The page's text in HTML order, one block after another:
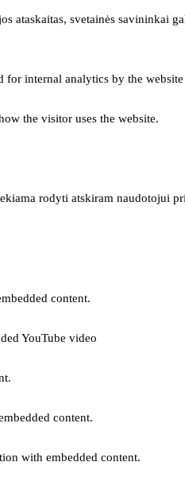
ataskaitas, svetainės savininkai
for internal analytics by the website
the visitor uses the website.
rodyti atskiram
content.
YouTube video
content.
with embedded content.